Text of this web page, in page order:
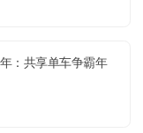
：共享单车争霸年